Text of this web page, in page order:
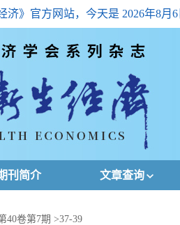
济》官方网站，今天是 2026年8月
刊简介 文章查询
40卷第7期 >37-39